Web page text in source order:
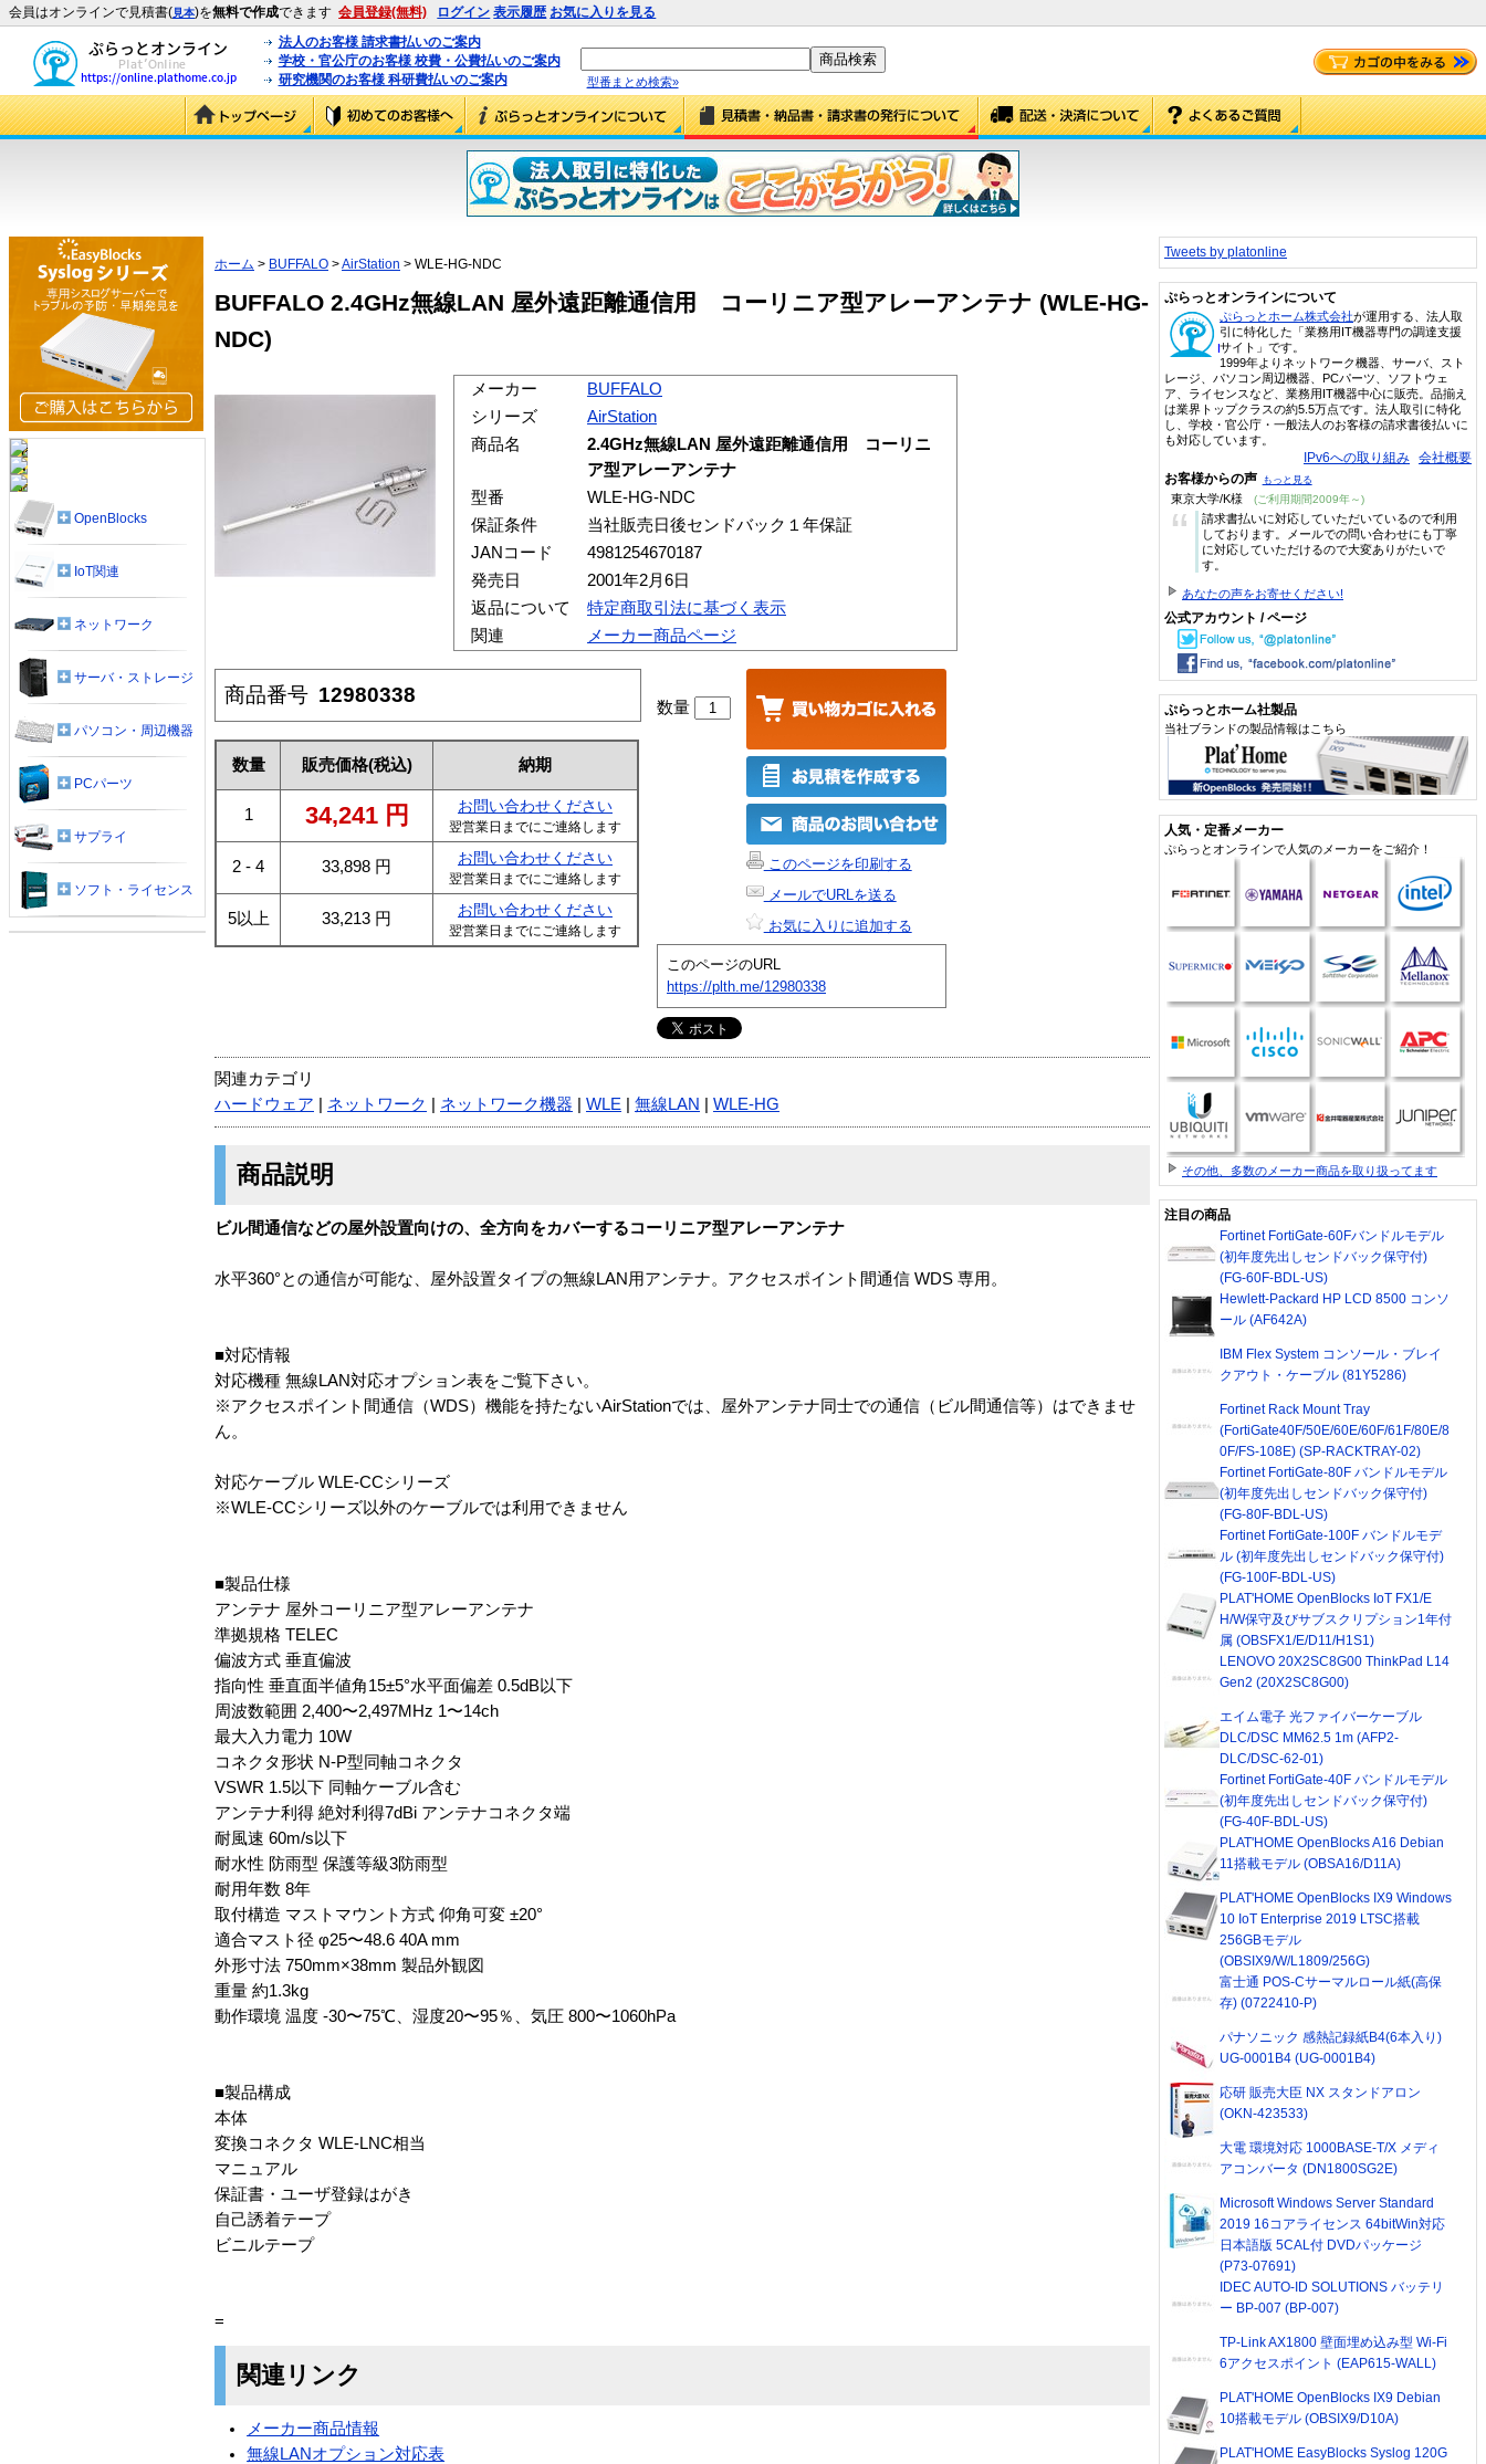
会員はオンラインで見積書(見本)を無料で作成できます 会員登録(無料) ログイン 表示履歴 お気に入りを見る
法人のお客様 請求書払いのご案内
学校・官公庁のお客様 校費・公費払いのご案内
研究機関のお客様 科研費払いのご案内
型番まとめ検索»
ホーム > BUFFALO >AirStation > WLE-HG-NDC
BUFFALO 2.4GHz無線LAN 屋外遠距離通信用 コーリニア型アレーアンテナ (WLE-HG-
NDC)
メーカー
BUFFALO
シリーズ
AirStation
商品名
2.4GHz無線LAN 屋外遠距離通信用 コーリニ
ア型アレーアンテナ
型番
WLE-HG-NDC
保証条件
当社販売日後センドバック１年保証
JANコード
4981254670187
発売日
2001年2月6日
返品について
特定商取引法に基づく表示
関連
メーカー商品ページ
商品番号 12980338
数量 販売価格(税込) 納期
1 34,241 円 お問い合わせください
翌営業日までにご連絡します
2 - 4 33,898 円 お問い合わせください
翌営業日までにご連絡します
5以上 33,213 円 お問い合わせください
翌営業日までにご連絡します
数量
このページを印刷する
メールでURLを送る
お気に入りに追加する
このページのURL
https://plth.me/12980338
関連カテゴリ
ハードウェア
ネットワーク ネットワーク機器 WLE 無線LAN WLE-HG
商品説明
ビル間通信などの屋外設置向けの、全方向をカバーするコーリニア型アレーアンテナ
水平360°との通信が可能な、屋外設置タイプの無線LAN用アンテナ。アクセスポイント間通信 WDS 専用。
■対応情報
対応機種 無線LAN対応オプション表をご覧下さい。
※アクセスポイント間通信（WDS）機能を持たないAirStationでは、屋外アンテナ同士での通信（ビル間通信等）はできませ
ん。
対応ケーブル WLE-CCシリーズ
※WLE-CCシリーズ以外のケーブルでは利用できません
■製品仕様
アンテナ 屋外コーリニア型アレーアンテナ
準拠規格 TELEC
偏波方式 垂直偏波
指向性 垂直面半値角15±5°水平面偏差 0.5dB以下
周波数範囲 2,400〜2,497MHz 1〜14ch
最大入力電力 10W
コネクタ形状 N-P型同軸コネクタ
VSWR 1.5以下 同軸ケーブル含む
アンテナ利得 絶対利得7dBi アンテナコネクタ端
耐風速 60m/s以下
耐水性 防雨型 保護等級3防雨型
耐用年数 8年
取付構造 マストマウント方式 仰角可変 ±20°
適合マスト径 φ25〜48.6 40A mm
外形寸法 750mm×38mm 製品外観図
重量 約1.3kg
動作環境 温度 -30〜75℃、湿度20〜95％、気圧 800〜1060hPa
■製品構成
本体
変換コネクタ WLE-LNC相当
マニュアル
保証書・ユーザ登録はがき
自己誘着テープ
ビニルテープ
=
関連リンク
メーカー商品情報
無線LANオプション対応表
OpenBlocks
IoT関連
ネットワーク
サーバ・ストレージ
パソコン・周辺機器
PCパーツ
サプライ
ソフト・ライセンス
Tweets by platonline
ぷらっとオンラインについて
ぷらっとホーム株式会社が運用する、法人取
引に特化した「業務用IT機器専門の調達支援
サイト」です。
1999年よりネットワーク機器、サーバ、スト
レージ、パソコン周辺機器、PCパーツ、ソフトウェ
ア、ライセンスなど、業務用IT機器中心に販売。品揃え
は業界トップクラスの約5.5万点です。法人取引に特化
し、学校・官公庁・一般法人のお客様の請求書後払いに
も対応しています。
IPv6への取り組み 会社概要
お客様からの声 もっと見る
東京大学/K様 (ご利用期間2009年～)
“
請求書払いに対応していただいているので利用
しております。メールでの問い合わせにも丁寧
に対応していただけるので大変ありがたいで
す。
あなたの声をお寄せください!
公式アカウント / ページ
ぷらっとホーム社製品
当社ブランドの製品情報はこちら
人気・定番メーカー
ぷらっとオンラインで人気のメーカーをご紹介！
その他、多数のメーカー商品を取り扱ってます
注目の商品
Fortinet FortiGate-60Fバンドルモデル
(初年度先出しセンドバック保守付)
(FG-60F-BDL-US)
Hewlett-Packard HP LCD 8500 コンソ
ール (AF642A)
IBM Flex System コンソール・ブレイ
クアウト・ケーブル (81Y5286)
Fortinet Rack Mount Tray
(FortiGate40F/50E/60E/60F/61F/80E/8
0F/FS-108E) (SP-RACKTRAY-02)
Fortinet FortiGate-80F バンドルモデル
(初年度先出しセンドバック保守付)
(FG-80F-BDL-US)
Fortinet FortiGate-100F バンドルモデ
ル (初年度先出しセンドバック保守付)
(FG-100F-BDL-US)
PLAT'HOME OpenBlocks IoT FX1/E
H/W保守及びサブスクリプション1年付
属 (OBSFX1/E/D11/H1S1)
LENOVO 20X2SC8G00 ThinkPad L14
Gen2 (20X2SC8G00)
エイム電子 光ファイバーケーブル
DLC/DSC MM62.5 1m (AFP2-
DLC/DSC-62-01)
Fortinet FortiGate-40F バンドルモデル
(初年度先出しセンドバック保守付)
(FG-40F-BDL-US)
PLAT'HOME OpenBlocks A16 Debian
11搭載モデル (OBSA16/D11A)
PLAT'HOME OpenBlocks IX9 Windows
10 IoT Enterprise 2019 LTSC搭載
256GBモデル
(OBSIX9/W/L1809/256G)
富士通 POS-Cサーマルロール紙(高保
存) (0722410-P)
パナソニック 感熱記録紙B4(6本入り)
UG-0001B4 (UG-0001B4)
応研 販売大臣 NX スタンドアロン
(OKN-423533)
大電 環境対応 1000BASE-T/X メディ
アコンバータ (DN1800SG2E)
Microsoft Windows Server Standard
2019 16コアライセンス 64bitWin対応
日本語版 5CAL付 DVDパッケージ
(P73-07691)
IDEC AUTO-ID SOLUTIONS バッテリ
ー BP-007 (BP-007)
TP-Link AX1800 壁面埋め込み型 Wi-Fi
6アクセスポイント (EAP615-WALL)
PLAT'HOME OpenBlocks IX9 Debian
10搭載モデル (OBSIX9/D10A)
PLAT'HOME EasyBlocks Syslog 120G